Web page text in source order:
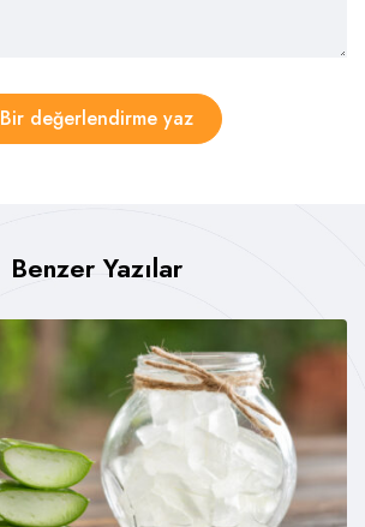
Bir değerlendirme yaz
Benzer Yazılar